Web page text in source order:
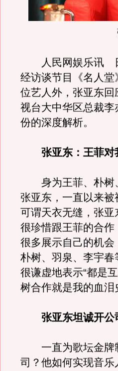
人民网娱乐讯 日
经访谈节目《名人
位艺人外，张亚东
视台大中华区总裁
份的深度解析。
张亚东：王菲对
身为王菲、朴树
张亚东，一直以来被
可谓天衣无缝，张
很珍惜跟王菲的合作
很多展示自己的机会
朴树、羽泉、李宇
很谦虚地表示“都是
树合作就是我的血泪
张亚东坦诚开
一直为歌坛金牌
司？他如何实现音乐